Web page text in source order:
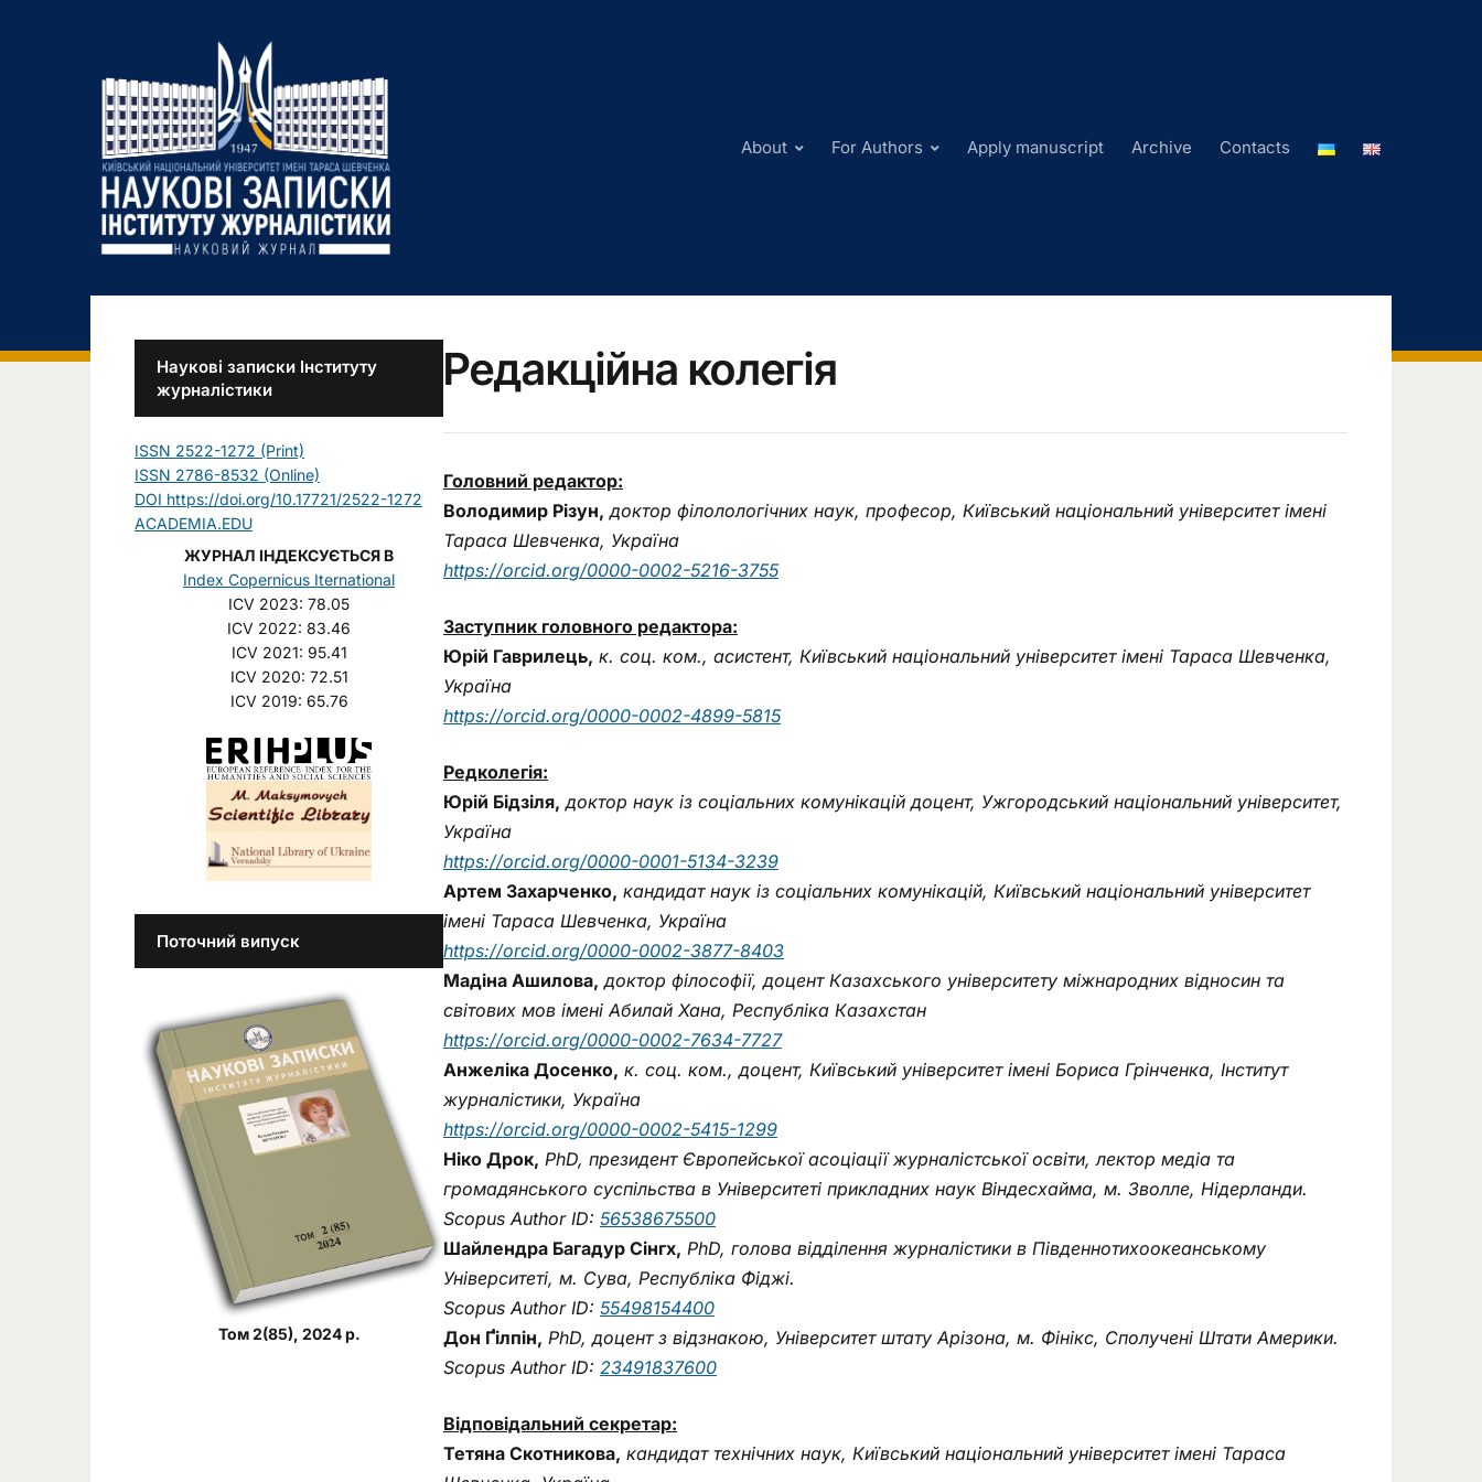
About For Authors Apply manuscript Archive Contacts
Редакційна колегія
Головний редактор:
Володимир Різун, доктор філолологічних наук, професор, Київський національний університет імені
Тараса Шевченка, Україна
https://orcid.org/0000-0002-5216-3755
Заступник головного редактора:
Юрій Гаврилець, к. соц. ком., асистент, Київський національний університет імені Тараса Шевченка,
Україна
https://orcid.org/0000-0002-4899-5815
Редколегія:
Юрій Бідзіля, доктор наук із соціальних комунікацій доцент, Ужгородський національний університет,
Україна
https://orcid.org/0000-0001-5134-3239
Артем Захарченко, кандидат наук із соціальних комунікацій, Київський національний університет
імені Тараса Шевченка, Україна
https://orcid.org/0000-0002-3877-8403
Мадіна Ашилова, доктор філософії, доцент Казахського університету міжнародних відносин та
світових мов імені Абилай Хана, Республіка Казахстан
https://orcid.org/0000-0002-7634-7727
Анжеліка Досенко, к. соц. ком., доцент, Київський університет імені Бориса Грінченка, Інститут
журналістики, Україна
https://orcid.org/0000-0002-5415-1299
Ніко Дрок, PhD, президент Європейської асоціації журналістської освіти, лектор медіа та
громадянського суспільства в Університеті прикладних наук Віндесхайма, м. Зволле, Нідерланди.
Scopus Author ID: 56538675500
Шайлендра Багадур Сінгх, PhD, голова відділення журналістики в Південнотихоокеанському
Університеті, м. Сува, Республіка Фіджі.
Scopus Author ID: 55498154400
Дон Ґілпін, PhD, доцент з відзнакою, Університет штату Арізона, м. Фінікс, Сполучені Штати Америки.
Scopus Author ID: 23491837600
Відповідальний секретар:
Тетяна Скотникова, кандидат технічних наук, Київський національний університет імені Тараса
Наукові записки Інституту
журналістики
ISSN 2522-1272 (Print)
ISSN 2786-8532 (Online)
DOI https://doi.org/10.17721/2522-1272
ACADEMIA.EDU
ЖУРНАЛ ІНДЕКСУЄТЬСЯ В
Index Copernicus Iternational
ICV 2023: 78.05
ICV 2022: 83.46
ICV 2021: 95.41
ICV 2020: 72.51
ICV 2019: 65.76
Поточний випуск
Том 2(85), 2024 р.